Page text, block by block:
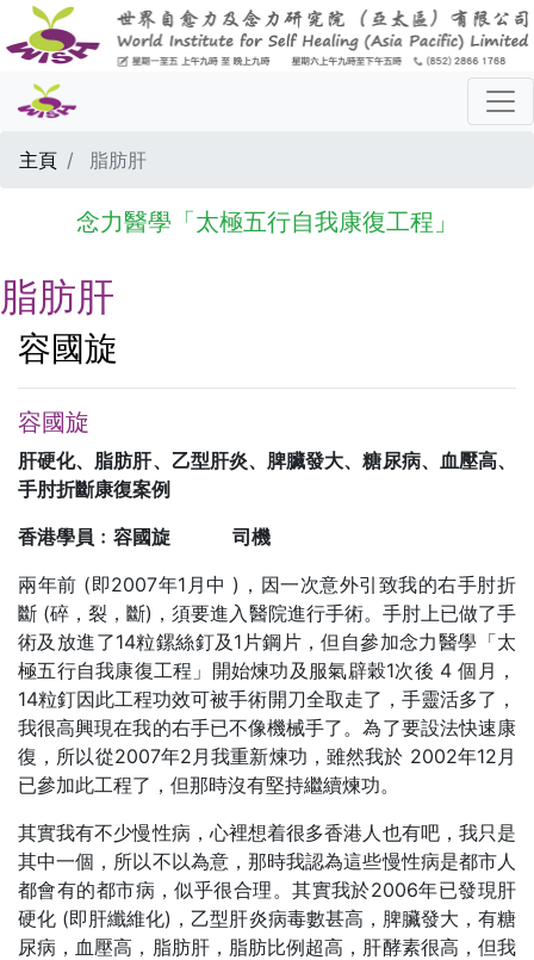
主頁 脂肪肝
念力醫學「太極五行自我康復工程」
脂肪肝
容國旋
容國旋
肝硬化、脂肪肝、乙型肝炎、脾臟發大、糖尿病、血壓高、
手肘折斷康復案例
香港學員﹕容國旋 司機
兩年前 (即2007年1月中 )，因一次意外引致我的右手肘折
斷 (碎，裂，斷)，須要進入醫院進行手術。手肘上已做了手
術及放進了14粒鏍絲釘及1片鋼片，但自參加念力醫學「太
極五行自我康復工程」開始煉功及服氣辟穀1次後 4 個月，
14粒釘因此工程功效可被手術開刀全取走了，手靈活多了，
我很高興現在我的右手已不像機械手了。為了要設法快速康
復，所以從2007年2月我重新煉功，雖然我於 2002年12月
已參加此工程了，但那時沒有堅持繼續煉功。
其實我有不少慢性病，心裡想着很多香港人也有吧，我只是
其中一個，所以不以為意，那時我認為這些慢性病是都市人
都會有的都市病，似乎很合理。其實我於2006年已發現肝
硬化 (即肝纖維化)，乙型肝炎病毒數甚高，脾臟發大，有糖
尿病，血壓高，脂肪肝，脂肪比例超高，肝酵素很高，但我